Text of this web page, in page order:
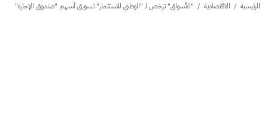
الرئيسية / الاقتصادية / "الأسواق" ترخص لـ "الوطني للاستثمار" تسويق أسهم "صندوق الإجارة"